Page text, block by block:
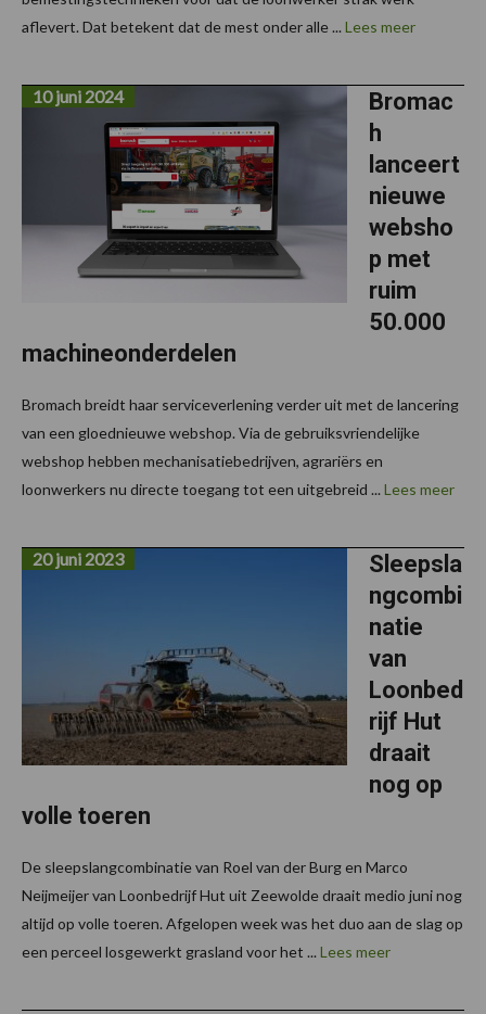
aflevert. Dat betekent dat de mest onder alle ... Lees meer
Bromac
h
lanceert
nieuwe
websho
p met
ruim
50.000
machineonderdelen
10 juni 2024
Bromach breidt haar serviceverlening verder uit met de lancering
van een gloednieuwe webshop. Via de gebruiksvriendelijke
webshop hebben mechanisatiebedrijven, agrariërs en
loonwerkers nu directe toegang tot een uitgebreid ... Lees meer
Sleepsla
ngcombi
natie
van
Loonbed
rijf Hut
draait
nog op
volle toeren
20 juni 2023
De sleepslangcombinatie van Roel van der Burg en Marco
Neijmeijer van Loonbedrijf Hut uit Zeewolde draait medio juni nog
altijd op volle toeren. Afgelopen week was het duo aan de slag op
een perceel losgewerkt grasland voor het ... Lees meer